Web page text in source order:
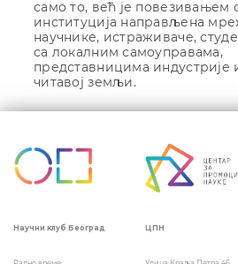
само то, већ је повезивањем
институција направљена
научнике, истраживаче,
са локалним самоуправама,
представницима индустрије
читавој земљи.
Научни клуб Београд ЦПН